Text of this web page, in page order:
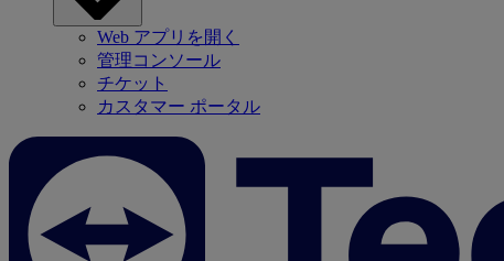
Web アプリを開く
管理コンソール
チケット
カスタマー ポータル